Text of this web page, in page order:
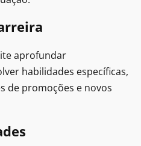
aprofundar
habilidades específicas,
de promoções e novos